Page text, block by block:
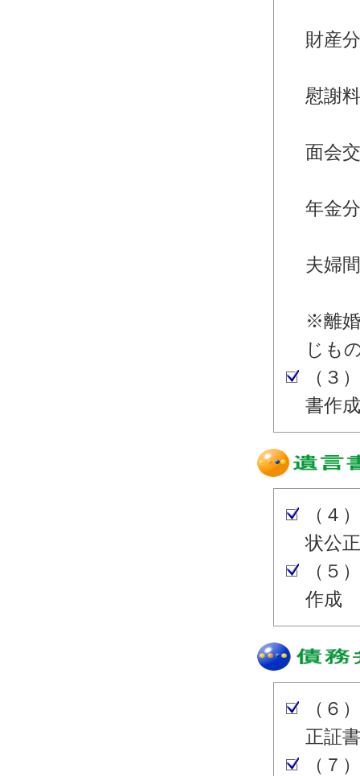
財産
慰謝
面会
年金
夫婦
※離
じも
（３
書作成
（４
状公
（５
作成
（６
正証
（７